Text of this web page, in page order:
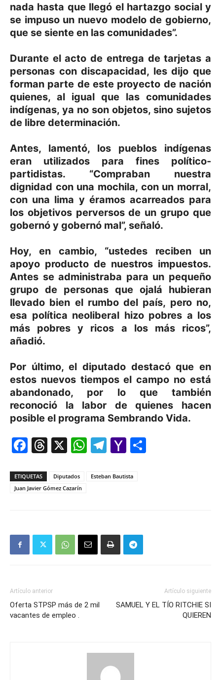
nada hasta que llegó el hartazgo social y
se impuso un nuevo modelo de gobierno,
que se siente en las comunidades”.
Durante el acto de entrega de tarjetas a
personas con discapacidad, les dijo que
forman parte de este proyecto de nación
quienes, al igual que las comunidades
indígenas, ya no son objetos, sino sujetos
de libre determinación.
Antes, lamentó, los pueblos indígenas
eran utilizados para fines político-
partidistas. “Compraban nuestra
dignidad con una mochila, con un morral,
con una lima y éramos acarreados para
los objetivos perversos de un grupo que
gobernó y gobernó mal”, señaló.
Hoy, en cambio, “ustedes reciben un
apoyo producto de nuestros impuestos.
Antes se administraba para un pequeño
grupo de personas que ojalá hubieran
llevado bien el rumbo del país, pero no,
esa política neoliberal hizo pobres a los
más pobres y ricos a los más ricos”,
añadió.
Por último, el diputado destacó que en
estos nuevos tiempos el campo no está
abandonado, por lo que también
reconoció la labor de quienes hacen
posible el programa Sembrando Vida.
Facebook
Threads
X WhatsApp
Telegram
Yahoo
ETIQUETAS Diputados
Esteban Bautista
Juan Javier Gómez Cazarín
Artículo anterior
Oferta STPSP más de 2 mil
vacantes de empleo .
Artículo siguiente
SAMUEL Y EL TÍO RITCHIE SI
QUIEREN